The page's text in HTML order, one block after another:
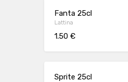
Fanta 25cl
Lattina
1.50 €
Sprite 25cl